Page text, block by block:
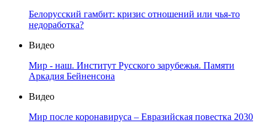
Белорусский гамбит: кризис отношений или чья-то
недоработка?
Видео
Мир - наш. Институт Русского зарубежья. Памяти
Аркадия Бейненсона
Видео
Мир после коронавируса – Евразийская повестка 2030